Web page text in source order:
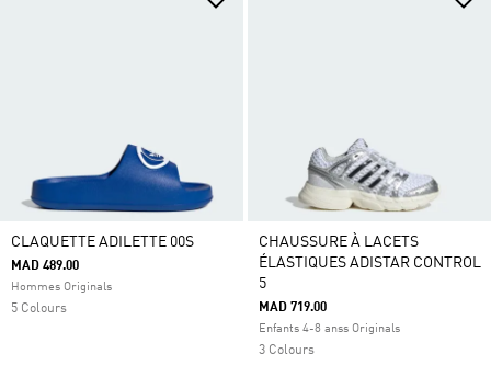
CLAQUETTE ADILETTE 00S
MAD 489.00
Hommes Originals
5 Colours
CHAUSSURE À LACETS
ÉLASTIQUES ADISTAR CONTROL
5
MAD 719.00
Enfants 4-8 anss Originals
3 Colours